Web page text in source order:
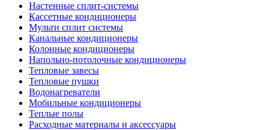
Настенные сплит-системы
Кассетные кондиционеры
Мульти сплит системы
Канальные кондиционеры
Колонные кондиционеры
Напольно-потолочные кондиционеры
Тепловые завесы
Тепловые пушки
Водонагреватели
Мобильные кондиционеры
Теплые полы
Расходные материалы и аксессуары